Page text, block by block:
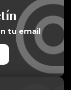
tu email